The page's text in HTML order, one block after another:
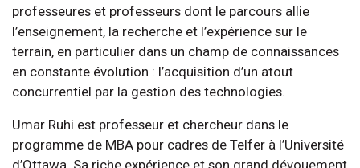
professeures et professeurs dont le parcours allie
l’enseignement, la recherche et l’expérience sur le
terrain, en particulier dans un champ de connaissances
en constante évolution : l’acquisition d’un atout
concurrentiel par la gestion des technologies.
Umar Ruhi est professeur et chercheur dans le
programme de MBA pour cadres de Telfer à l’Université
d’Ottawa. Sa riche expérience et son grand dévouement